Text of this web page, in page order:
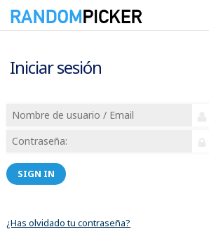
Iniciar sesión
SIGN IN
¿Has olvidado tu contraseña?